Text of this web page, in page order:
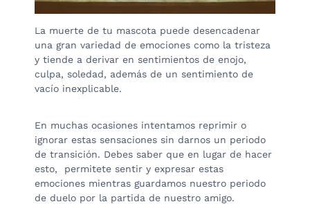
La muerte de tu mascota puede desencadenar
una gran variedad de emociones como la tristeza
y tiende a derivar en sentimientos de enojo,
culpa, soledad, además de un sentimiento de
vacío inexplicable.
En muchas ocasiones intentamos reprimir o
ignorar estas sensaciones sin darnos un periodo
de transición. Debes saber que en lugar de hacer
esto, permitete sentir y expresar estas
emociones mientras guardamos nuestro periodo
de duelo por la partida de nuestro amigo.